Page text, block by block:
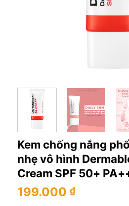
Kem chống nắng
nhẹ vô hình
Cream SPF 50+
199.000 ₫